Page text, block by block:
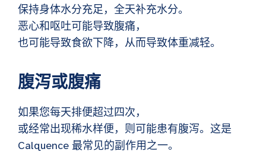
保持身体水分充足，全天补充水分。
恶心和呕吐可能导致腹痛，
也可能导致食欲下降，从而导致体重减轻。
腹泻或腹痛
如果您每天排便超过四次，
或经常出现稀水样便，则可能患有腹泻。这是
Calquence 最常见的副作用之一。